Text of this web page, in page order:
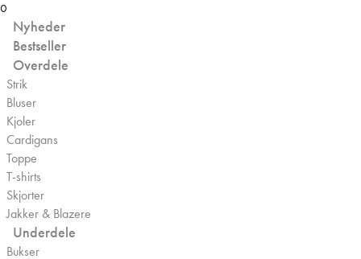
0
Nyheder
Bestseller
Overdele
Strik
Bluser
Kjoler
Cardigans
Toppe
T-shirts
Skjorter
Jakker & Blazere
Underdele
Bukser